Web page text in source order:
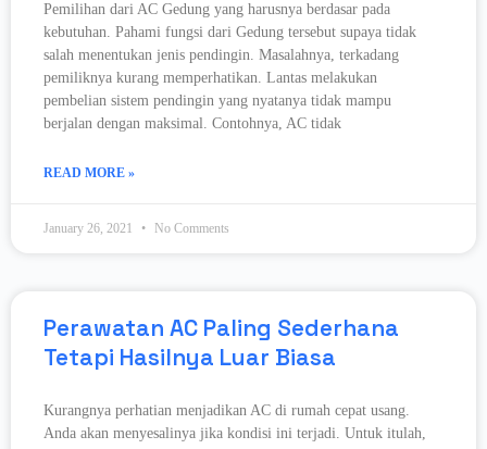
Pemilihan dari AC Gedung yang harusnya berdasar pada
kebutuhan. Pahami fungsi dari Gedung tersebut supaya tidak
salah menentukan jenis pendingin. Masalahnya, terkadang
pemiliknya kurang memperhatikan. Lantas melakukan
pembelian sistem pendingin yang nyatanya tidak mampu
berjalan dengan maksimal. Contohnya, AC tidak
READ MORE »
January 26, 2021 No Comments
Perawatan AC Paling Sederhana
Tetapi Hasilnya Luar Biasa
Kurangnya perhatian menjadikan AC di rumah cepat usang.
Anda akan menyesalinya jika kondisi ini terjadi. Untuk itulah,